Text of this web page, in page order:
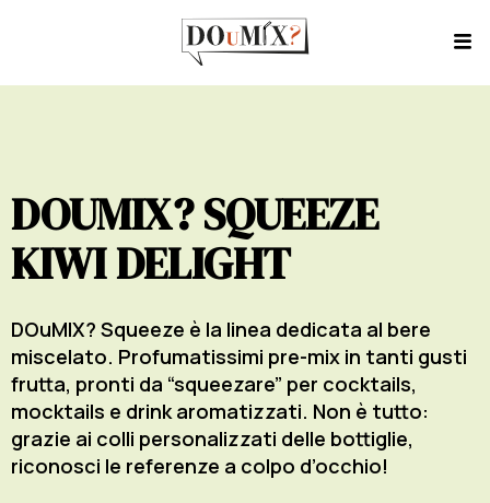
DOUMIX? SQUEEZE
KIWI DELIGHT
DOuMIX? Squeeze è la linea dedicata al bere
miscelato. Profumatissimi pre-mix in tanti gusti
frutta, pronti da “squeezare” per cocktails,
mocktails e drink aromatizzati. Non è tutto:
grazie ai colli personalizzati delle bottiglie,
riconosci le referenze a colpo d’occhio!